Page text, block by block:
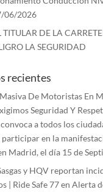
06/2026
DE LA
LA SEGURIDAD
recientes
De Motoristas En
Seguridad Y
a todos los
en la
Madrid, el día 15 de
y HQV reportan
| Ride Safe 77en Alerta